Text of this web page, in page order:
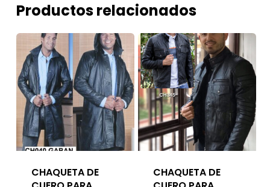
Productos relacionados
CHAQUETA DE
CHAQUETA DE